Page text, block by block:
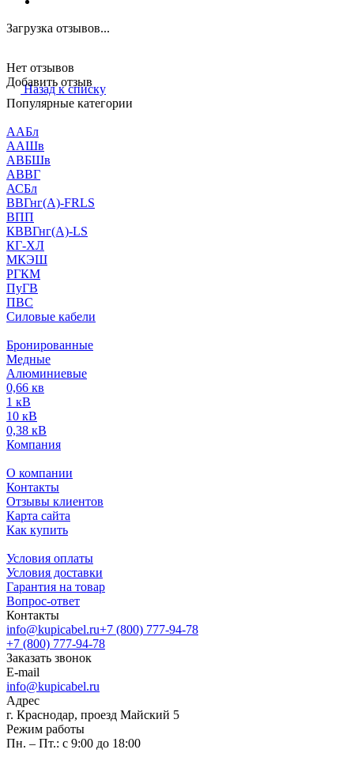
Загрузка отзывов...
Нет отзывов
Добавить отзыв
Назад к списку
Популярные категории
ААБл
ААШв
АВБШв
АВВГ
АСБл
ВВГнг(А)-FRLS
ВПП
КВВГнг(А)-LS
КГ-ХЛ
МКЭШ
РГКМ
ПуГВ
ПВС
Силовые кабели
Бронированные
Медные
Алюминиевые
0,66 кв
1 кВ
10 кВ
0,38 кВ
Компания
О компании
Контакты
Отзывы клиентов
Карта сайта
Как купить
Условия оплаты
Условия доставки
Гарантия на товар
Вопрос-ответ
Контакты
info@kupicabel.ru+7 (800) 777-94-78
+7 (800) 777-94-78
Заказать звонок
E-mail
info@kupicabel.ru
Адрес
г. Краснодар, проезд Майский 5
Режим работы
Пн. – Пт.: с 9:00 до 18:00